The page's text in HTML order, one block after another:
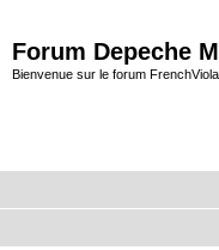
Forum Depeche
Bienvenue sur le forum